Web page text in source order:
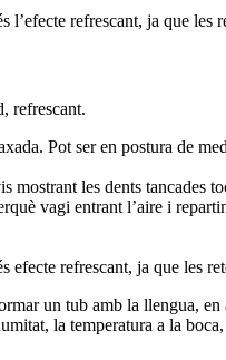
refrescant, ja que les
refrescant.
Pot ser en postura de
mostrant les dents tancades
vagi entrant l’aire i
refrescant, ja que les
un tub amb la llengua, en
la temperatura a la